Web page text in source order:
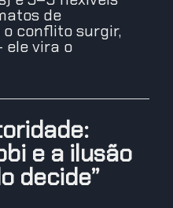
de
o conflito surgir,
ele vira o
e a ilusão
decide”